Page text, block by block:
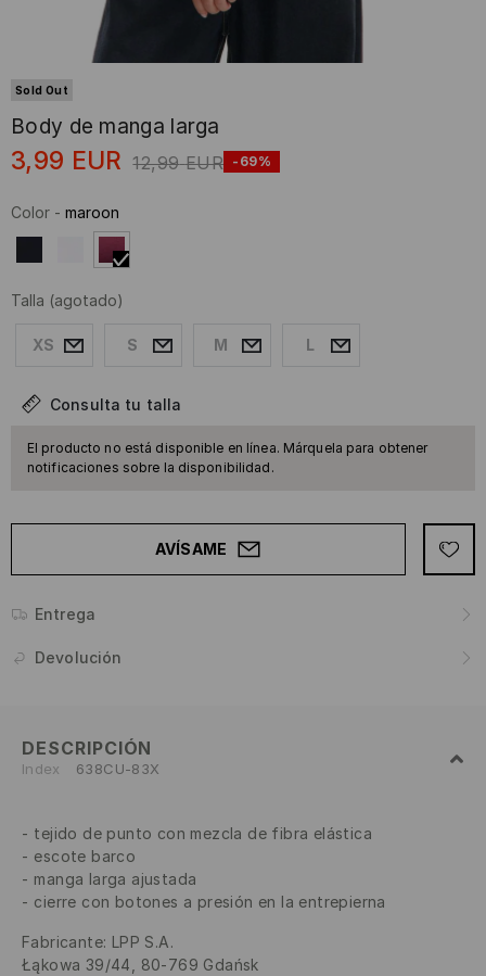
Sold Out
Body de manga larga
3,99 EUR 12,99 EUR -69%
Color - maroon
Talla (agotado)
XS S M L
Consulta tu talla
El producto no está disponible en línea. Márquela para obtener
notificaciones sobre la disponibilidad.
AVÍSAME
Entrega
Devolución
DESCRIPCIÓN
Index 638CU-83X
tejido de punto con mezcla de fibra elástica
escote barco
manga larga ajustada
cierre con botones a presión en la entrepierna
Fabricante: LPP S.A.
Łąkowa 39/44, 80-769 Gdańsk